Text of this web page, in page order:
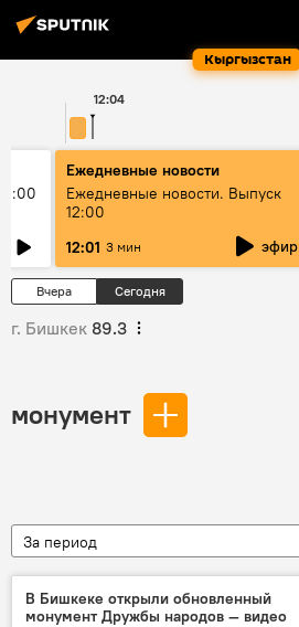
Кыргызстан
12:04
Ежедневные новости
Ежедневные новости. Выпуск
12:00
12:01 3 мин эфир
Вчера Сегодня
г. Бишкек 89.3
монумент
За период
В Бишкеке открыли обновленный
монумент Дружбы народов — видео